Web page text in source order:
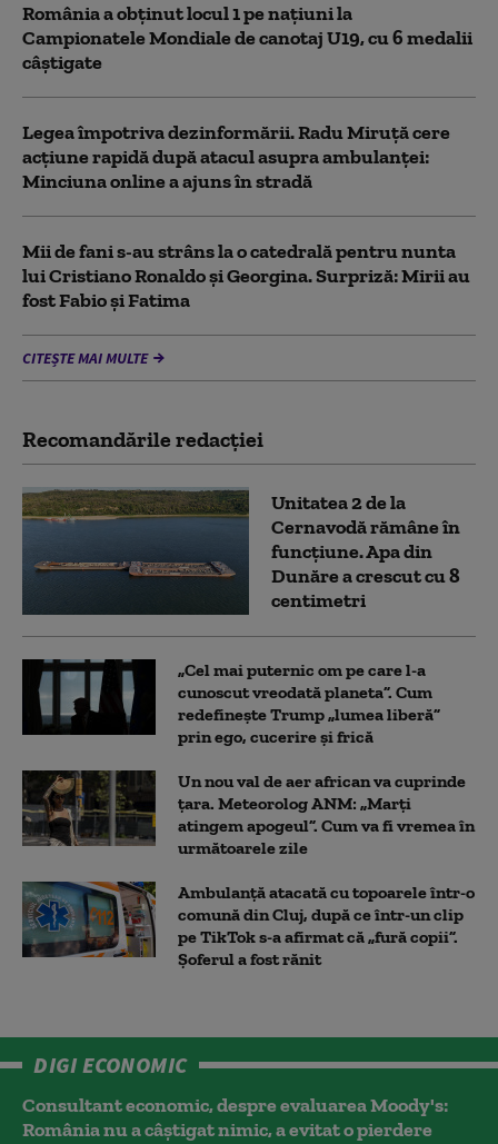
România a obținut locul 1 pe naţiuni la
Campionatele Mondiale de canotaj U19, cu 6 medalii
câștigate
Legea împotriva dezinformării. Radu Miruță cere
acțiune rapidă după atacul asupra ambulanței:
Minciuna online a ajuns în stradă
Mii de fani s-au strâns la o catedrală pentru nunta
lui Cristiano Ronaldo şi Georgina. Surpriză: Mirii au
fost Fabio şi Fatima
CITEȘTE MAI MULTE
Recomandările redacţiei
Unitatea 2 de la
Cernavodă rămâne în
funcțiune. Apa din
Dunăre a crescut cu 8
centimetri
„Cel mai puternic om pe care l-a
cunoscut vreodată planeta”. Cum
redefinește Trump „lumea liberă”
prin ego, cucerire și frică
Un nou val de aer african va cuprinde
țara. Meteorolog ANM: „Marți
atingem apogeul”. Cum va fi vremea în
următoarele zile
Ambulanţă atacată cu topoarele într-o
comună din Cluj, după ce într-un clip
pe TikTok s-a afirmat că „fură copii”.
Șoferul a fost rănit
DIGI ECONOMIC
Consultant economic, despre evaluarea Moody's:
România nu a câştigat nimic, a evitat o pierdere